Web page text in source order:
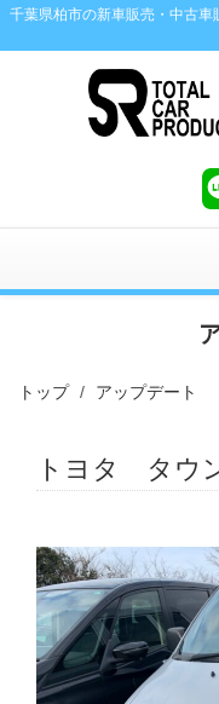
千葉県柏市の新車販売・中古
トップ アップデート
トヨタ タウ